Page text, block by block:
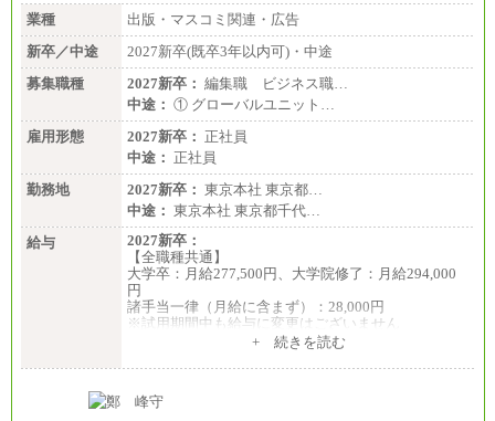
業種
出版・マスコミ関連・広告
新卒／中途
2027新卒(既卒3年以内可)・中途
募集職種
2027新卒： 編集職 ビジネス職…
中途： ① グローバルユニット…
雇用形態
2027新卒： 正社員
中途： 正社員
勤務地
2027新卒： 東京本社 東京都…
中途： 東京本社 東京都千代…
給与
2027新卒：
【全職種共通】
大学卒：月給277,500円、大学院修了：月給294,000
円
諸手当一律（月給に含まず）：28,000円
※試用期間中も給与に変更はございません
月給370,000円～
ます。
+ 続きを読む